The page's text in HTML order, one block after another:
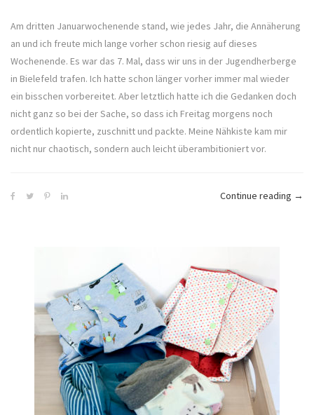
Am dritten Januarwochenende stand, wie jedes Jahr, die Annäherung
an und ich freute mich lange vorher schon riesig auf dieses
Wochenende. Es war das 7. Mal, dass wir uns in der Jugendherberge
in Bielefeld trafen. Ich hatte schon länger vorher immer mal wieder
ein bisschen vorbereitet. Aber letztlich hatte ich die Gedanken doch
nicht ganz so bei der Sache, so dass ich Freitag morgens noch
ordentlich kopierte, zuschnitt und packte. Meine Nähkiste kam mir
nicht nur chaotisch, sondern auch leicht überambitioniert vor.
Continue reading →